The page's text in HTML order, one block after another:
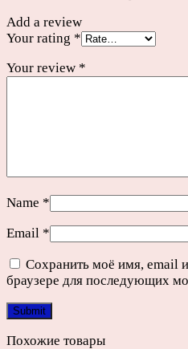
Add a review
Your rating *
Your review *
Name *
Email *
Сохранить моё имя, email
браузере для последующих
Похожие товары